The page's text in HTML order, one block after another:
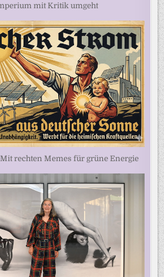
mit Kritik umgeht
rechten Memes für grüne Energie